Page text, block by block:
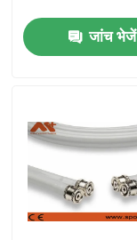
होम
हमारे बारे में
फैक्टरी यात्रा
जांच भेजें